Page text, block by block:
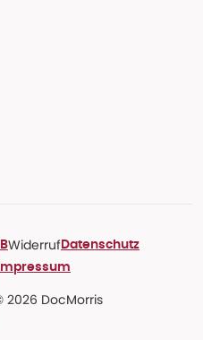
Widerruf Datenschutz
Impressum
2026 DocMorris